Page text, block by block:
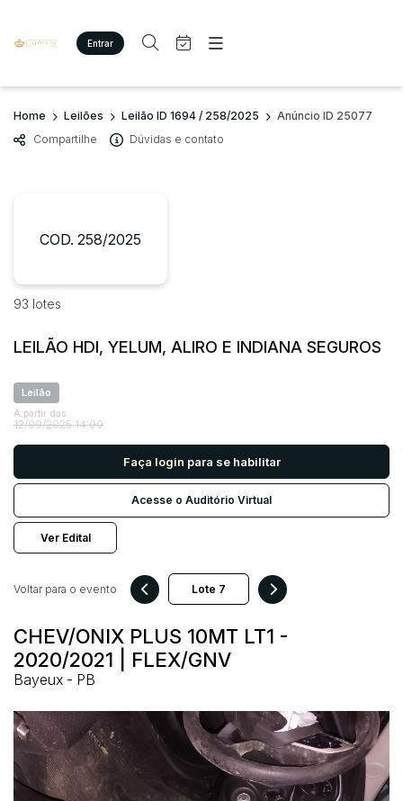
Entrar
Criar conta Entrar
Site
Agenda
Quem Somos
Imóveis
Veículos
Carros
Utilitário
Busca por palavra-chave
Bairro
Judiciais Extrajudiciais
R$
Quem Somos
Home Leilões Leilão ID 1694 / 258/2025
Anúncio ID 25077
Compartilhe
Dúvidas e contato
COD. 258/2025
93 lotes
LEILÃO HDI, YELUM, ALIRO E INDIANA SEGUROS
Leilão
A partir das
12/09/2025 14:00
Faça login para se habilitar
Acesse o Auditório Virtual
Ver Edital
CHEV/ONIX PLUS 10MT LT1 -
2020/2021 | FLEX/GNV
Bayeux - PB
Voltar para o evento